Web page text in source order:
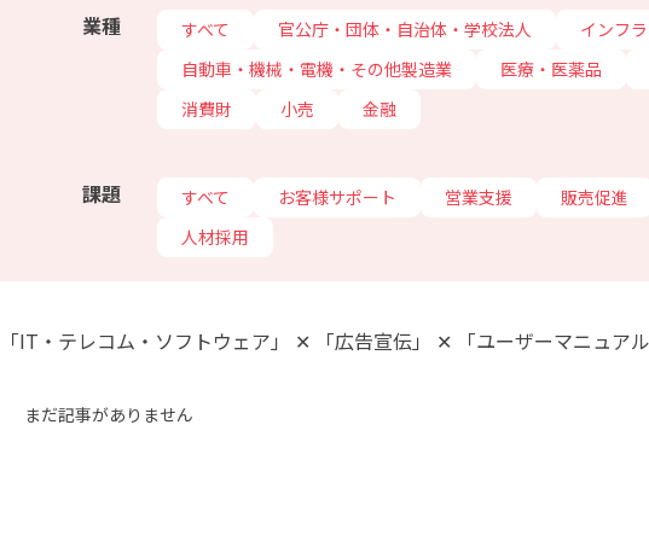
業種 すべて 官公庁・団体・自治体・学校法人 インフ
自動車・機械・電機・その他製造業
医療・医薬品
消費財
小売 金融
課題 すべて お客様サポート 営業支援 販売促進
人材採用
「IT・テレコム・ソフトウェア」 ✕ 「広告宣伝」 ✕ 「ユーザーマニュア
まだ記事がありません